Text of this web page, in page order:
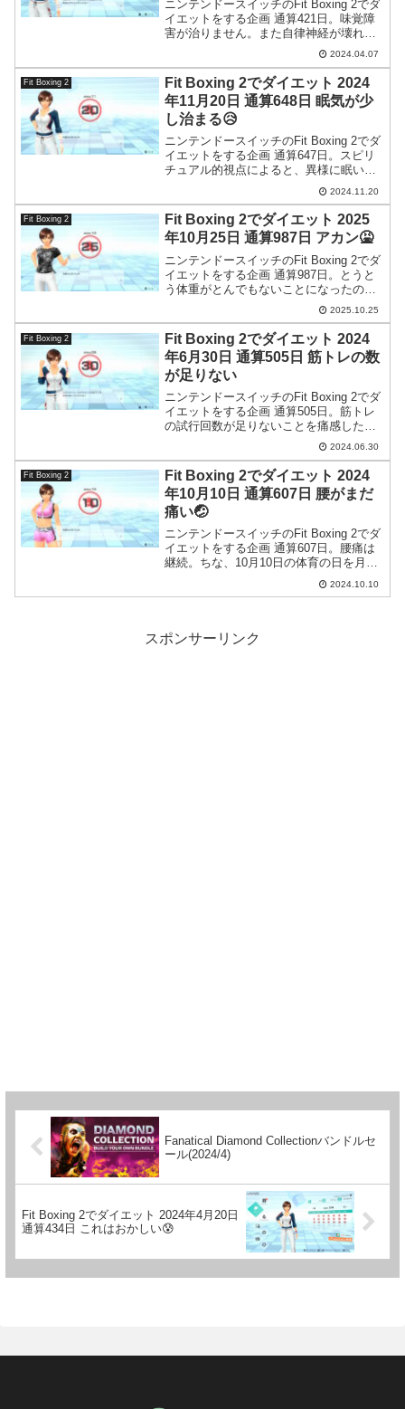
ニンテンドースイッチのFit Boxing 2でダ
イエットをする企画 通算421日。味覚障
害が治りません。また自律神経が壊れて
2024.04.07
Fit Boxing 2
Fit Boxing 2でダイエット 2024
年11月20日 通算648日 眠気が少
し治まる😥
ニンテンドースイッチのFit Boxing 2でダ
イエットをする企画 通算647日。スピリ
チュアル的視点によると、異様に眠いと
きは宝くじがあたる前兆だそうですよ。
2024.11.20
Fit Boxing 2
Fit Boxing 2でダイエット 2025
年10月25日 通算987日 アカン🤮
ニンテンドースイッチのFit Boxing 2でダ
イエットをする企画 通算987日。とうと
う体重がとんでもないことになったので
トレーニングと生活を見直すことになり
2025.10.25
Fit Boxing 2
Fit Boxing 2でダイエット 2024
年6月30日 通算505日 筋トレの数
が足りない
ニンテンドースイッチのFit Boxing 2でダ
イエットをする企画 通算505日。筋トレ
の試行回数が足りないことを痛感した
2024.06.30
Fit Boxing 2
Fit Boxing 2でダイエット 2024
年10月10日 通算607日 腰がまだ
痛い🤕
ニンテンドースイッチのFit Boxing 2でダ
イエットをする企画 通算607日。腰痛は
継続。ちな、10月10日の体育の日を月曜
に移してスポーツの日としたことに未だ
2024.10.10
スポンサーリンク
Fanatical Diamond Collectionバンドルセ
ール(2024/4)
Fit Boxing 2でダイエット 2024年4月20日
通算434日 これはおかしい😰